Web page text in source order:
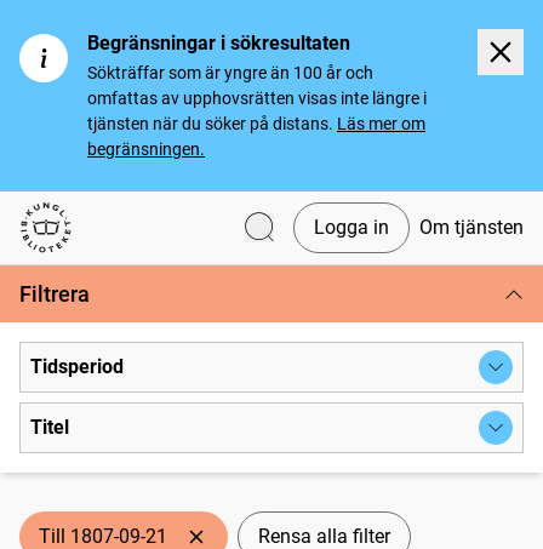
Begränsningar i sökresultaten
Sökträffar som är yngre än 100 år och
omfattas av upphovsrätten visas inte längre i
tjänsten när du söker på distans. Läs mer om
begränsningen.
Svenska tidningar
Logga in Om tjänsten
Filtrera
Tidsperiod
Titel
Till 1807-09-21 Rensa alla filter